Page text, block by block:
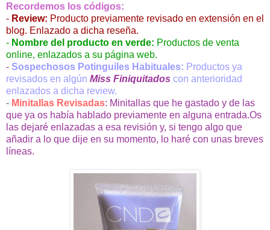
Recordemos los códigos:
- Review: Producto previamente revisado en extensión en el
blog. Enlazado a dicha reseña.
- Nombre del producto en verde: Productos de venta
online, enlazados a su página web.
- Sospechosos Potinguiles Habituales: Productos ya
revisados en algún Miss Finiquitados con anterioridad
enlazados a dicha review.
- Minitallas Revisadas: Minitallas que he gastado y de las
que ya os había hablado previamente en alguna entrada.Os
las dejaré enlazadas a esa revisión y, si tengo algo que
añadir a lo que dije en su momento, lo haré con unas breves
líneas.